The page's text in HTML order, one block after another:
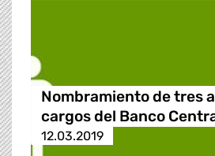
Nombramiento de tres
cargos del Banco
12.03.2019